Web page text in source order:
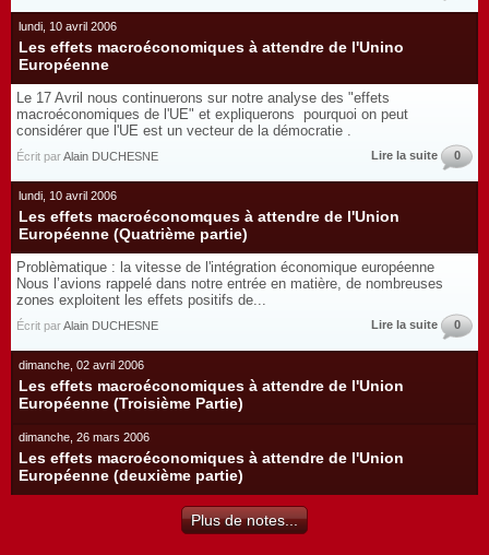
lundi, 10 avril 2006
Les effets macroéconomiques à attendre de l'Unino
Européenne
Le 17 Avril nous continuerons sur notre analyse des "effets
macroéconomiques de l'UE" et expliquerons pourquoi on peut
considérer que l'UE est un vecteur de la démocratie .
Écrit parAlain DUCHESNE Lire la suite 0
lundi, 10 avril 2006
Les effets macroéconomques à attendre de l'Union
Européenne (Quatrième partie)
Problèmatique : la vitesse de l'intégration économique européenne
Nous l’avions rappelé dans notre entrée en matière, de nombreuses
zones exploitent les effets positifs de...
Écrit parAlain DUCHESNE Lire la suite 0
dimanche, 02 avril 2006
Les effets macroéconomiques à attendre de l'Union
Européenne (Troisième Partie)
dimanche, 26 mars 2006
Les effets macroéconomiques à attendre de l'Union
Européenne (deuxième partie)
Plus de notes...